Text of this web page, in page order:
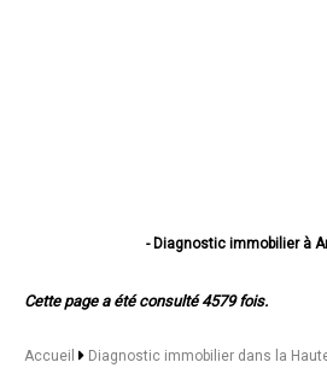
- Diagnostic immobilier à
- Diagnostic immobilier à
- Diagnostic immobilier à
Cette page a été consulté 4579 fois.
Accueil Diagnostic immobilier dans la